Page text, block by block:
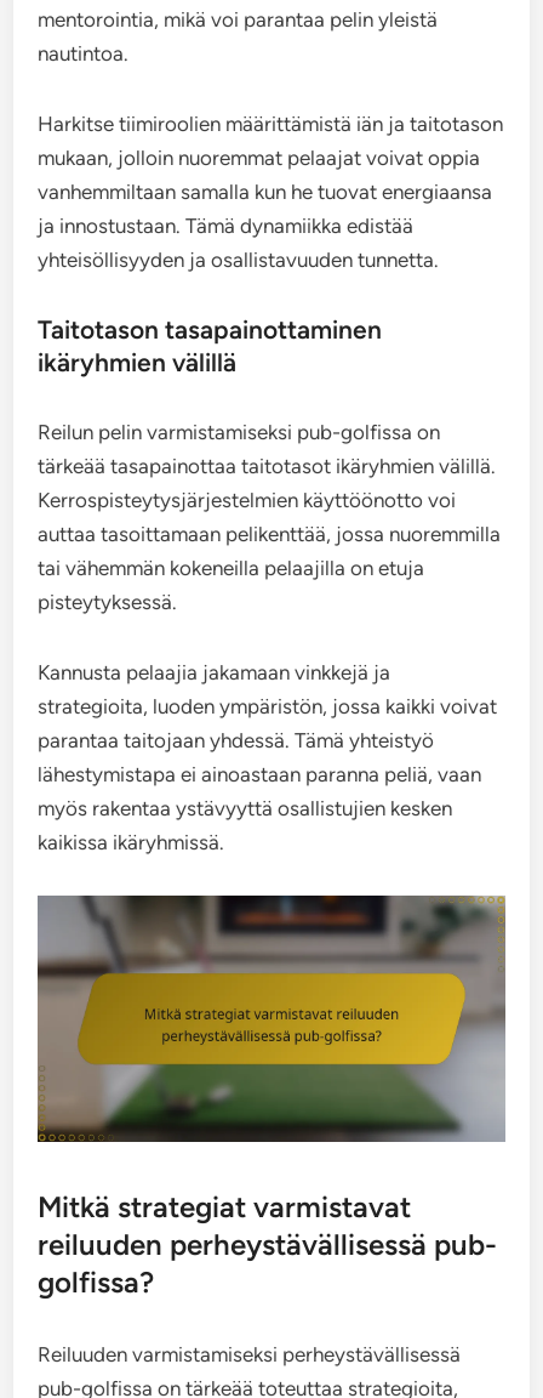
mentorointia, mikä voi parantaa pelin yleistä
nautintoa.
Harkitse tiimiroolien määrittämistä iän ja taitotason
mukaan, jolloin nuoremmat pelaajat voivat oppia
vanhemmiltaan samalla kun he tuovat energiaansa
ja innostustaan. Tämä dynamiikka edistää
yhteisöllisyyden ja osallistavuuden tunnetta.
Taitotason tasapainottaminen
ikäryhmien välillä
Reilun pelin varmistamiseksi pub-golfissa on
tärkeää tasapainottaa taitotasot ikäryhmien välillä.
Kerrospisteytysjärjestelmien käyttöönotto voi
auttaa tasoittamaan pelikenttää, jossa nuoremmilla
tai vähemmän kokeneilla pelaajilla on etuja
pisteytyksessä.
Kannusta pelaajia jakamaan vinkkejä ja
strategioita, luoden ympäristön, jossa kaikki voivat
parantaa taitojaan yhdessä. Tämä yhteistyö
lähestymistapa ei ainoastaan paranna peliä, vaan
myös rakentaa ystävyyttä osallistujien kesken
kaikissa ikäryhmissä.
Mitkä strategiat varmistavat
reiluuden perheystävällisessä pub-
golfissa?
Reiluuden varmistamiseksi perheystävällisessä
pub-golfissa on tärkeää toteuttaa strategioita,